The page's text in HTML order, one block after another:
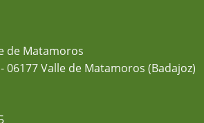
de Matamoros
06177 Valle de Matamoros (Badajoz)